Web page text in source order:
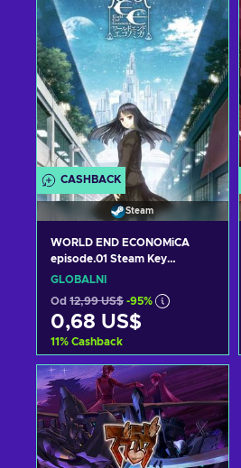
CASHBACK
Steam
WORLD END ECONOMiCA
episode.01 Steam Key
GLOBAL
GLOBÁLNÍ
Od 12,99 US$ -95%
0,68 US$
11% Cashback
Přidat do košíku
Zobrazit nabídky